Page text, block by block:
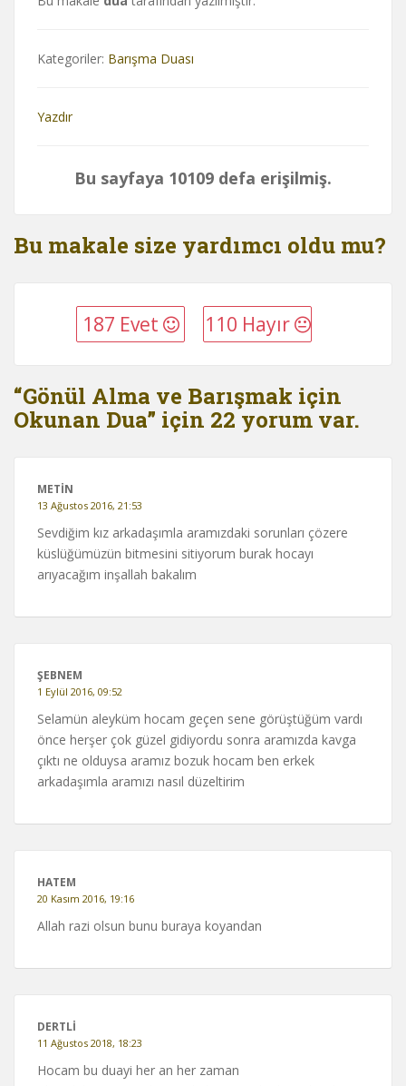
Kategoriler: Barışma Duası
Yazdır
Bu sayfaya 10109 defa erişilmiş.
Bu makale size yardımcı oldu mu?
187 Evet 110 Hayır
“Gönül Alma ve Barışmak için
Okunan Dua” için 22 yorum var.
METIN
13 Ağustos 2016, 21:53
Sevdiğim kız arkadaşımla aramızdaki sorunları çözere
küslüğümüzün bitmesini sitiyorum burak hocayı
arıyacağım inşallah bakalım
ŞEBNEM
1 Eylül 2016, 09:52
Selamün aleyküm hocam geçen sene görüştüğüm vardı
önce herşer çok güzel gidiyordu sonra aramızda kavga
çıktı ne olduysa aramız bozuk hocam ben erkek
arkadaşımla aramızı nasıl düzeltirim
HATEM
20 Kasım 2016, 19:16
Allah razi olsun bunu buraya koyandan
DERTLI
11 Ağustos 2018, 18:23
Hocam bu duayi her an her zaman